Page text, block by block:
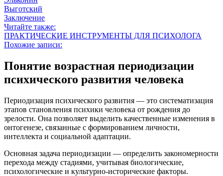
Выготский
Заключение
Читайте также:
ПРАКТИЧЕСКИЕ ИНСТРУМЕНТЫ ДЛЯ ПСИХОЛОГА
Похожие записи:
Понятие возрастная периодизации
психического развития человека
Периодизация психического развития — это систематизация
этапов становления психики человека от рождения до
зрелости. Она позволяет выделить качественные изменения в
онтогенезе, связанные с формированием личности,
интеллекта и социальной адаптации.
Основная задача периодизации — определить закономерности
перехода между стадиями, учитывая биологические,
психологические и культурно-исторические факторы.